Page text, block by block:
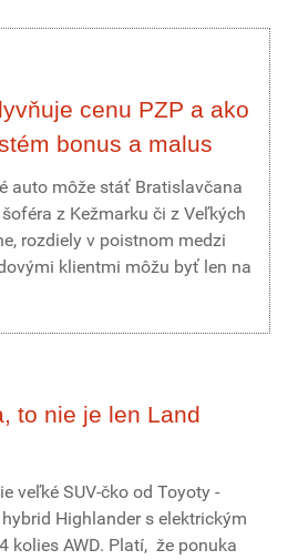
cenu PZP a ako
bonus a malus
auto môže stáť Bratislavčana
z Kežmarku či z Veľkých
rozdiely v poistnom medzi
klientmi môžu byť len na
to nie je len Land
veľké SUV-čko od Toyoty -
Highlander s elektrickým
kolies AWD. Platí, že ponuka